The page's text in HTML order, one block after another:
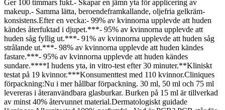
Ger 100 timmars fukt.- Skapar en jämn yta för applicering av
makeup.- Samma lätta, beroendeframkallande, oljefria gelkräm-
konsistens.Efter en vecka:- 99% av kvinnorna upplevde att huden
kändes återfuktad i djupet.***- 95% av kvinnorna upplevde att
huden såg fyllig ut.***- 91% av kvinnorna upplevde att huden såg
strålande ut.***- 98% av kvinnorna upplevde att huden kändes
fastare.***- 95% av kvinnorna upplevde att huden kändes
sundare.****I hudens yta, in vitro-test efter 30 minuter.**Kliniskt
testat på 19 kvinnor.***Konsumenttest med 110 kvinnor.Cliniques
förpackning:Nu i mer hållbar förpackning. 30 ml, 50 ml och 75 ml
levereras i återanvändbara glasburkar. Burken på 15 ml är tillverkad
av minst 40% återvunnet material.Dermatologiskt guidade